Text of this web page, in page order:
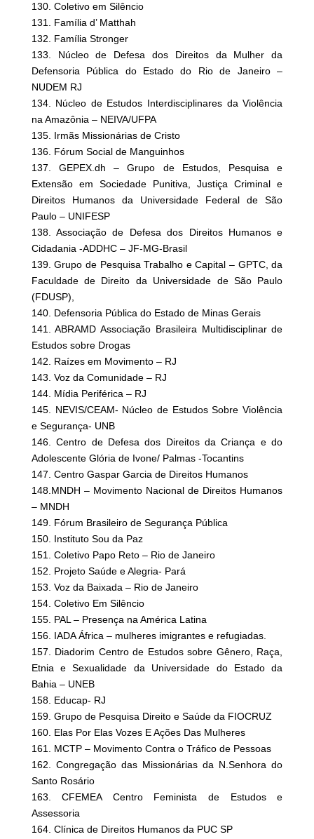
130. Coletivo em Silêncio
131. Família d’ Matthah
132. Família Stronger
133. Núcleo de Defesa dos Direitos da Mulher da
Defensoria Pública do Estado do Rio de Janeiro –
NUDEM RJ
134. Núcleo de Estudos Interdisciplinares da Violência
na Amazônia – NEIVA/UFPA
135. Irmãs Missionárias de Cristo
136. Fórum Social de Manguinhos
137. GEPEX.dh – Grupo de Estudos, Pesquisa e
Extensão em Sociedade Punitiva, Justiça Criminal e
Direitos Humanos da Universidade Federal de São
Paulo – UNIFESP
138. Associação de Defesa dos Direitos Humanos e
Cidadania -ADDHC – JF-MG-Brasil
139. Grupo de Pesquisa Trabalho e Capital – GPTC, da
Faculdade de Direito da Universidade de São Paulo
(FDUSP),
140. Defensoria Pública do Estado de Minas Gerais
141. ABRAMD Associação Brasileira Multidisciplinar de
Estudos sobre Drogas
142. Raízes em Movimento – RJ
143. Voz da Comunidade – RJ
144. Mídia Periférica – RJ
145. NEVIS/CEAM- Núcleo de Estudos Sobre Violência
e Segurança- UNB
146. Centro de Defesa dos Direitos da Criança e do
Adolescente Glória de Ivone/ Palmas -Tocantins
147. Centro Gaspar Garcia de Direitos Humanos
148.MNDH – Movimento Nacional de Direitos Humanos
– MNDH
149. Fórum Brasileiro de Segurança Pública
150. Instituto Sou da Paz
151. Coletivo Papo Reto – Rio de Janeiro
152. Projeto Saúde e Alegria- Pará
153. Voz da Baixada – Rio de Janeiro
154. Coletivo Em Silêncio
155. PAL – Presença na América Latina
156. IADA África – mulheres imigrantes e refugiadas.
157. Diadorim Centro de Estudos sobre Gênero, Raça,
Etnia e Sexualidade da Universidade do Estado da
Bahia – UNEB
158. Educap- RJ
159. Grupo de Pesquisa Direito e Saúde da FIOCRUZ
160. Elas Por Elas Vozes E Ações Das Mulheres
161. MCTP – Movimento Contra o Tráfico de Pessoas
162. Congregação das Missionárias da N.Senhora do
Santo Rosário
163. CFEMEA Centro Feminista de Estudos e
Assessoria
164. Clínica de Direitos Humanos da PUC SP